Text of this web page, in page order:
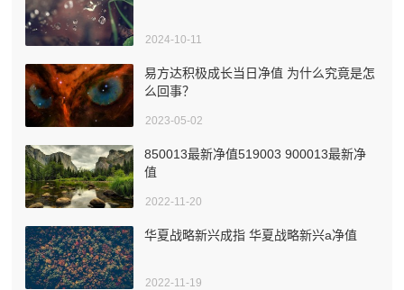
2024-10-11
易方达积极成长当日净值 为什么究竟是怎
么回事？
2023-05-02
850013最新净值519003 900013最新净
值
2022-11-20
华夏战略新兴成指 华夏战略新兴a净值
2022-11-19